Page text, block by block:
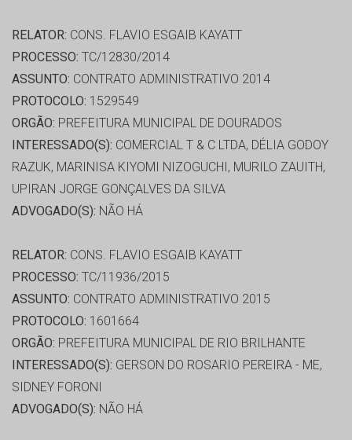
RELATOR: CONS. FLAVIO ESGAIB KAYATT
PROCESSO: TC/12830/2014
ASSUNTO: CONTRATO ADMINISTRATIVO 2014
PROTOCOLO: 1529549
ORGÃO: PREFEITURA MUNICIPAL DE DOURADOS
INTERESSADO(S): COMERCIAL T & C LTDA, DÉLIA GODOY
RAZUK, MARINISA KIYOMI NIZOGUCHI, MURILO ZAUITH,
UPIRAN JORGE GONÇALVES DA SILVA
ADVOGADO(S): NÃO HÁ
RELATOR: CONS. FLAVIO ESGAIB KAYATT
PROCESSO: TC/11936/2015
ASSUNTO: CONTRATO ADMINISTRATIVO 2015
PROTOCOLO: 1601664
ORGÃO: PREFEITURA MUNICIPAL DE RIO BRILHANTE
INTERESSADO(S): GERSON DO ROSARIO PEREIRA - ME,
SIDNEY FORONI
ADVOGADO(S): NÃO HÁ